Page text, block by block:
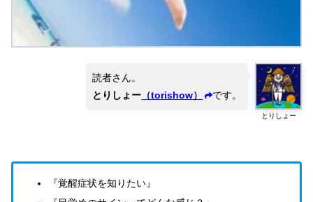
とりしょー
読者さん。
とりしょー （torishow） です。
『覚醒症状を知りたい』